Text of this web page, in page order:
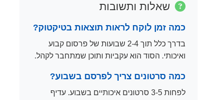
שאלות ותשובות
כמה זמן לוקח לראות תוצאות בטיקטוק?
בדרך כלל תוך 2-4 שבועות של פרסום קבוע
ואיכותי. הסוד הוא עקביות ותוכן שמתחבר לקהל.
כמה סרטונים צריך לפרסם בשבוע?
לפחות 3-5 סרטונים איכותיים בשבוע. עדיף